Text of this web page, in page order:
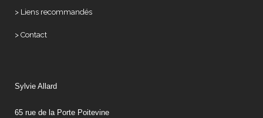
> Liens recommandés
> Contact
Sylvie Allard
65 rue de la Porte Poitevine